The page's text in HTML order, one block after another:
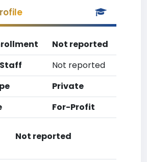
Not reported
Not reported
Private
For-Profit
Not reported